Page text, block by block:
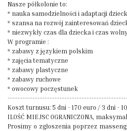
Nasze półkolonie to:
* nauka samodzielności i adaptacji
* szansa na rozwój zainteresowań
* niezwykły czas dla dziecka i czas
W programie :
* zabawy z językiem polskim
* zajęcia tematyczne
* zabawy plastyczne
* zabawy ruchowe
* owocowy poczęstunek
Koszt turnusu: 5 dni - 170 euro / 3 dni -
ILOŚĆ MIEJSC OGRANICZONA,
Prosimy o zgłoszenia poprzez